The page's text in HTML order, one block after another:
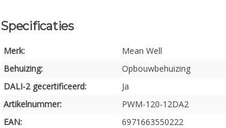
Specificaties
Merk:
Mean Well
Behuizing:
Opbouwbehuizing
DALI-2 gecertificeerd:
Ja
Artikelnummer:
PWM-120-12DA2
EAN:
6971663550222